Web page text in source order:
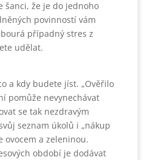
šanci, že je do jednoho
povinností vám
případný stres z
udělat.
a kdy budete jíst. „Ověřilo
pomůže nevynechávat
se tak nezdravým
seznam úkolů i „nákup
ovocem a zeleninou.
období je dodávat